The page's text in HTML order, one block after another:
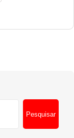
Pesquisar